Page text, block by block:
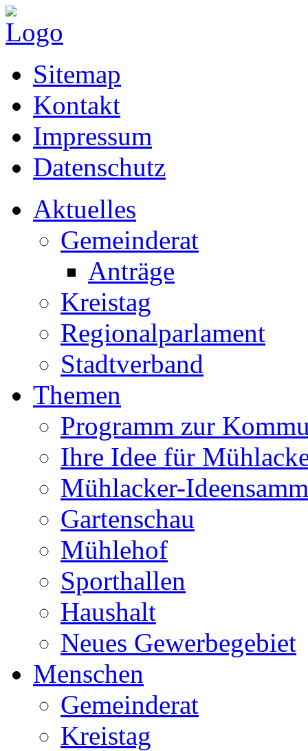
Sitemap
Kontakt
Impressum
Datenschutz
Aktuelles
Gemeinderat
Anträge
Kreistag
Regionalparlament
Stadtverband
Themen
Programm zur
Ihre Idee für
Mühlacker-
Gartenschau
Mühlehof
Sporthallen
Haushalt
Neues Gewerbegebiet
Menschen
Gemeinderat
Kreistag